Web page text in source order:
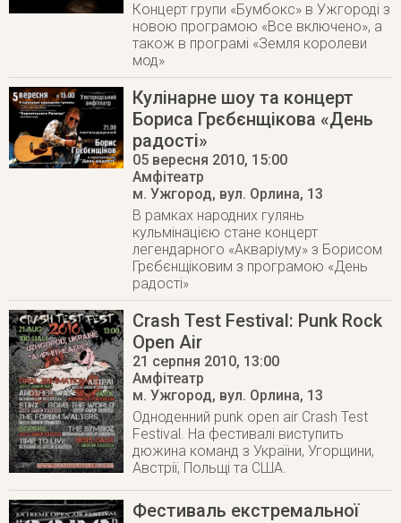
Концерт групи «Бумбокс» в Ужгороді з
новою програмою «Все включено», а
також в програмі «Земля королеви
мод»
Кулінарне шоу та концерт
Бориса Грєбєнщікова «День
радості»
05 вересня 2010, 15:00
Амфітеатр
м. Ужгород, вул. Орлина, 13
В рамках народних гулянь
кульмінацією стане концерт
легендарного «Акваріуму» з Борисом
Грєбєнщіковим з програмою «День
радості»
Crash Test Festival: Punk Rock
Open Air
21 серпня 2010, 13:00
Амфітеатр
м. Ужгород, вул. Орлина, 13
Одноденний punk open air Crash Test
Festival. На фестивалі виступить
дюжина команд з України, Угорщини,
Австрії, Польщі та США.
Фестиваль екстремальної